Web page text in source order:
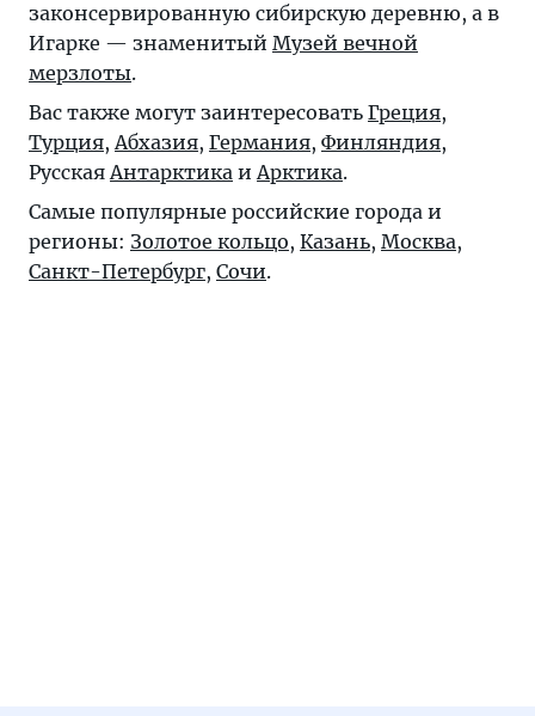
законсервированную сибирскую деревню, а в
Игарке — знаменитый Музей вечной
мерзлоты.
Вас также могут заинтересовать Греция,
Турция,Абхазия, Германия, Финляндия,
РусскаяАнтарктика иАрктика.
Самые популярные российские города и
регионы: Золотое кольцо, Казань, Москва,
Санкт-Петербург, Сочи.